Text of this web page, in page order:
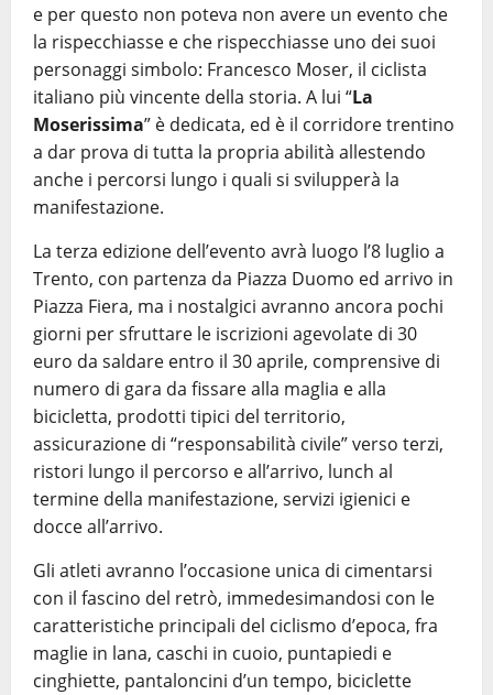
e per questo non poteva non avere un evento che
la rispecchiasse e che rispecchiasse uno dei suoi
personaggi simbolo: Francesco Moser, il ciclista
italiano più vincente della storia. A lui “La
Moserissima” è dedicata, ed è il corridore trentino
a dar prova di tutta la propria abilità allestendo
anche i percorsi lungo i quali si svilupperà la
manifestazione.
La terza edizione dell’evento avrà luogo l’8 luglio a
Trento, con partenza da Piazza Duomo ed arrivo in
Piazza Fiera, ma i nostalgici avranno ancora pochi
giorni per sfruttare le iscrizioni agevolate di 30
euro da saldare entro il 30 aprile, comprensive di
numero di gara da fissare alla maglia e alla
bicicletta, prodotti tipici del territorio,
assicurazione di “responsabilità civile” verso terzi,
ristori lungo il percorso e all’arrivo, lunch al
termine della manifestazione, servizi igienici e
docce all’arrivo.
Gli atleti avranno l’occasione unica di cimentarsi
con il fascino del retrò, immedesimandosi con le
caratteristiche principali del ciclismo d’epoca, fra
maglie in lana, caschi in cuoio, puntapiedi e
cinghiette, pantaloncini d’un tempo, biciclette